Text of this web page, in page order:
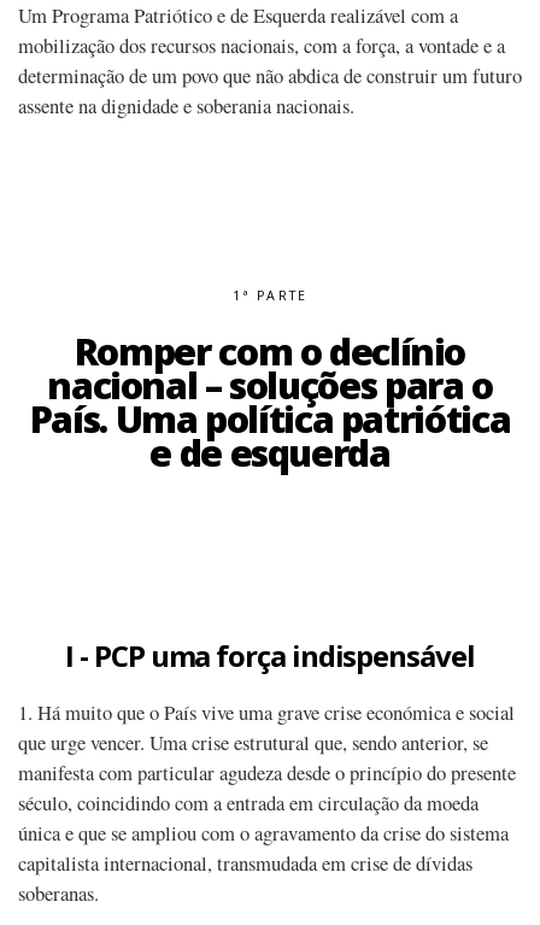
Um Programa Patriótico e de Esquerda realizável com a
mobilização dos recursos nacionais, com a força, a vontade e a
determinação de um povo que não abdica de construir um futuro
assente na dignidade e soberania nacionais.
1ª PARTE
Romper com o declínio
nacional – soluções para o
País. Uma política patriótica
e de esquerda
I - PCP uma força indispensável
1. Há muito que o País vive uma grave crise económica e social
que urge vencer. Uma crise estrutural que, sendo anterior, se
manifesta com particular agudeza desde o princípio do presente
século, coincidindo com a entrada em circulação da moeda
única e que se ampliou com o agravamento da crise do sistema
capitalista internacional, transmudada em crise de dívidas
soberanas.